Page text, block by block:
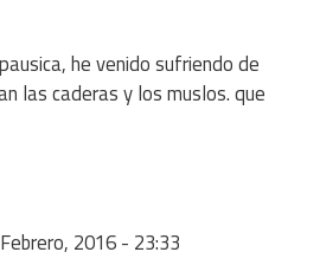
he venido sufriendo de
las caderas y los muslos. que
2016 - 23:33